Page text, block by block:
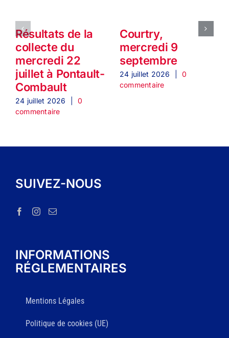
Résultats de la
collecte du
mercredi 22
juillet à Pontault-
Combault
24 juillet 2026
0
commentaire
Courtry,
mercredi 9
septembre
24 juillet 2026
0
commentaire
SUIVEZ-NOUS
INFORMATIONS
RÉGLEMENTAIRES
Mentions Légales
Politique de cookies (UE)